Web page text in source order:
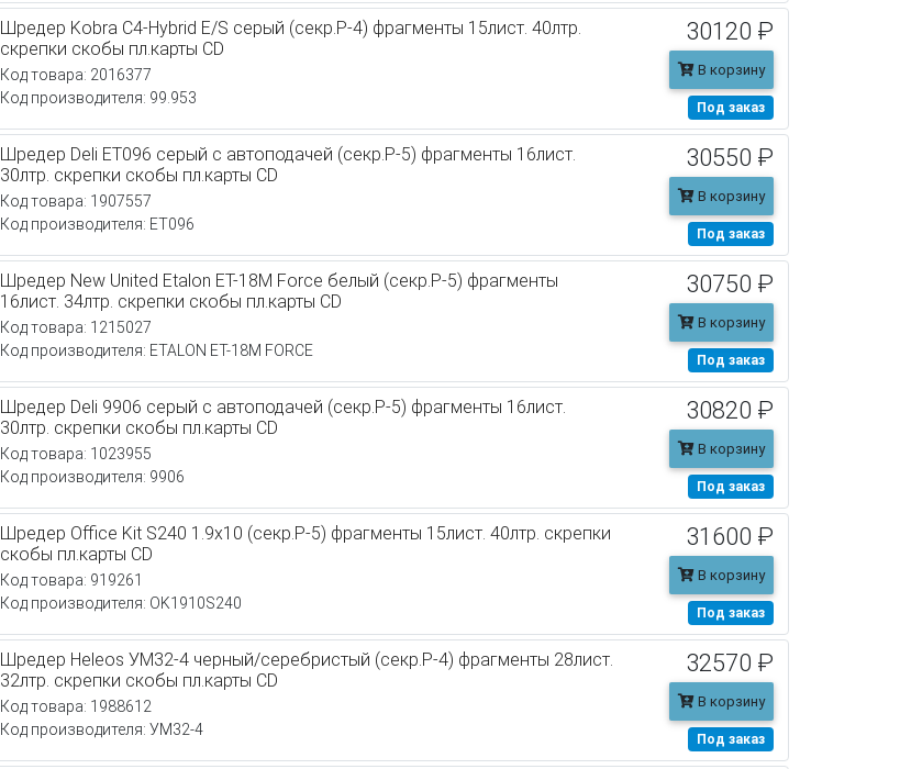
Шредер Kobra C4-Hybrid E/S серый (секр.P-4) фрагменты 15лист. 40лтр.
скрепки скобы пл.карты CD
Код товара: 2016377
Код производителя: 99.953
30120 ₽
В корзину
Под заказ
Шредер Deli ET096 серый с автоподачей (секр.P-5) фрагменты 16лист.
30лтр. скрепки скобы пл.карты CD
Код товара: 1907557
Код производителя: ET096
30550 ₽
В корзину
Под заказ
Шредер New United Etalon ET-18M Force белый (секр.P-5) фрагменты
16лист. 34лтр. скрепки скобы пл.карты CD
Код товара: 1215027
Код производителя: ETALON ET-18M FORCE
30750 ₽
В корзину
Под заказ
Шредер Deli 9906 серый с автоподачей (секр.P-5) фрагменты 16лист.
30лтр. скрепки скобы пл.карты CD
Код товара: 1023955
Код производителя: 9906
30820 ₽
В корзину
Под заказ
Шредер Office Kit S240 1.9x10 (секр.P-5) фрагменты 15лист. 40лтр. скрепки
скобы пл.карты CD
Код товара: 919261
Код производителя: OK1910S240
31600 ₽
В корзину
Под заказ
Шредер Heleos УМ32-4 черный/серебристый (секр.P-4) фрагменты 28лист.
32лтр. скрепки скобы пл.карты CD
Код товара: 1988612
Код производителя: УМ32-4
32570 ₽
В корзину
Под заказ